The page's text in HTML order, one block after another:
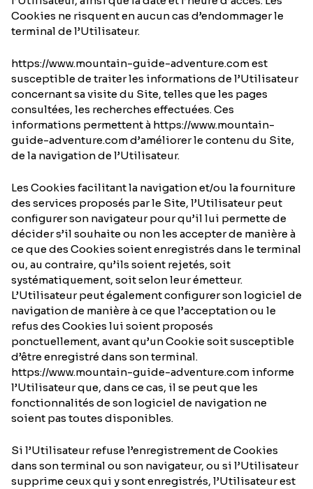
Cookies ne risquent en aucun cas d’endommager le
terminal de l’Utilisateur.
https://www.mountain-guide-adventure.com est
susceptible de traiter les informations de l’Utilisateur
concernant sa visite du Site, telles que les pages
consultées, les recherches effectuées. Ces
informations permettent à https://www.mountain-
guide-adventure.com d’améliorer le contenu du Site,
de la navigation de l’Utilisateur.
Les Cookies facilitant la navigation et/ou la fourniture
des services proposés par le Site, l’Utilisateur peut
configurer son navigateur pour qu’il lui permette de
décider s’il souhaite ou non les accepter de manière à
ce que des Cookies soient enregistrés dans le terminal
ou, au contraire, qu’ils soient rejetés, soit
systématiquement, soit selon leur émetteur.
L’Utilisateur peut également configurer son logiciel de
navigation de manière à ce que l’acceptation ou le
refus des Cookies lui soient proposés
ponctuellement, avant qu’un Cookie soit susceptible
d’être enregistré dans son terminal.
https://www.mountain-guide-adventure.com informe
l’Utilisateur que, dans ce cas, il se peut que les
fonctionnalités de son logiciel de navigation ne
soient pas toutes disponibles.
Si l’Utilisateur refuse l’enregistrement de Cookies
dans son terminal ou son navigateur, ou si l’Utilisateur
supprime ceux qui y sont enregistrés, l’Utilisateur est